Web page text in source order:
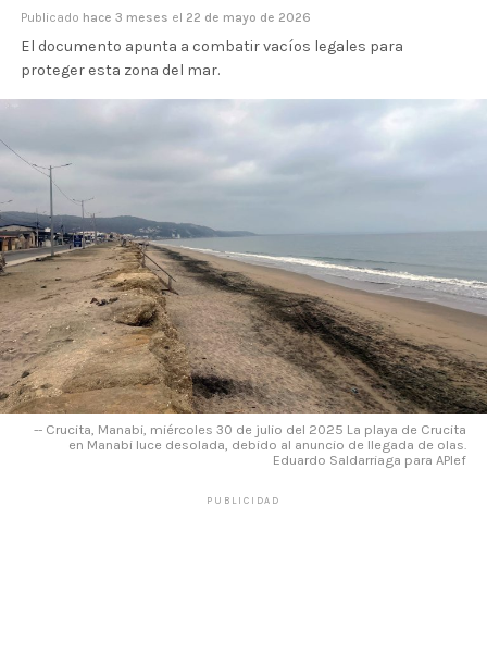
Publicado hace 3 meses el 22 de mayo de 2026
El documento apunta a combatir vacíos legales para
proteger esta zona del mar.
-- Crucita, Manabi, miércoles 30 de julio del 2025 La playa de Crucita
en Manabi luce desolada, debido al anuncio de llegada de olas.
Eduardo Saldarriaga para APIef
PUBLICIDAD